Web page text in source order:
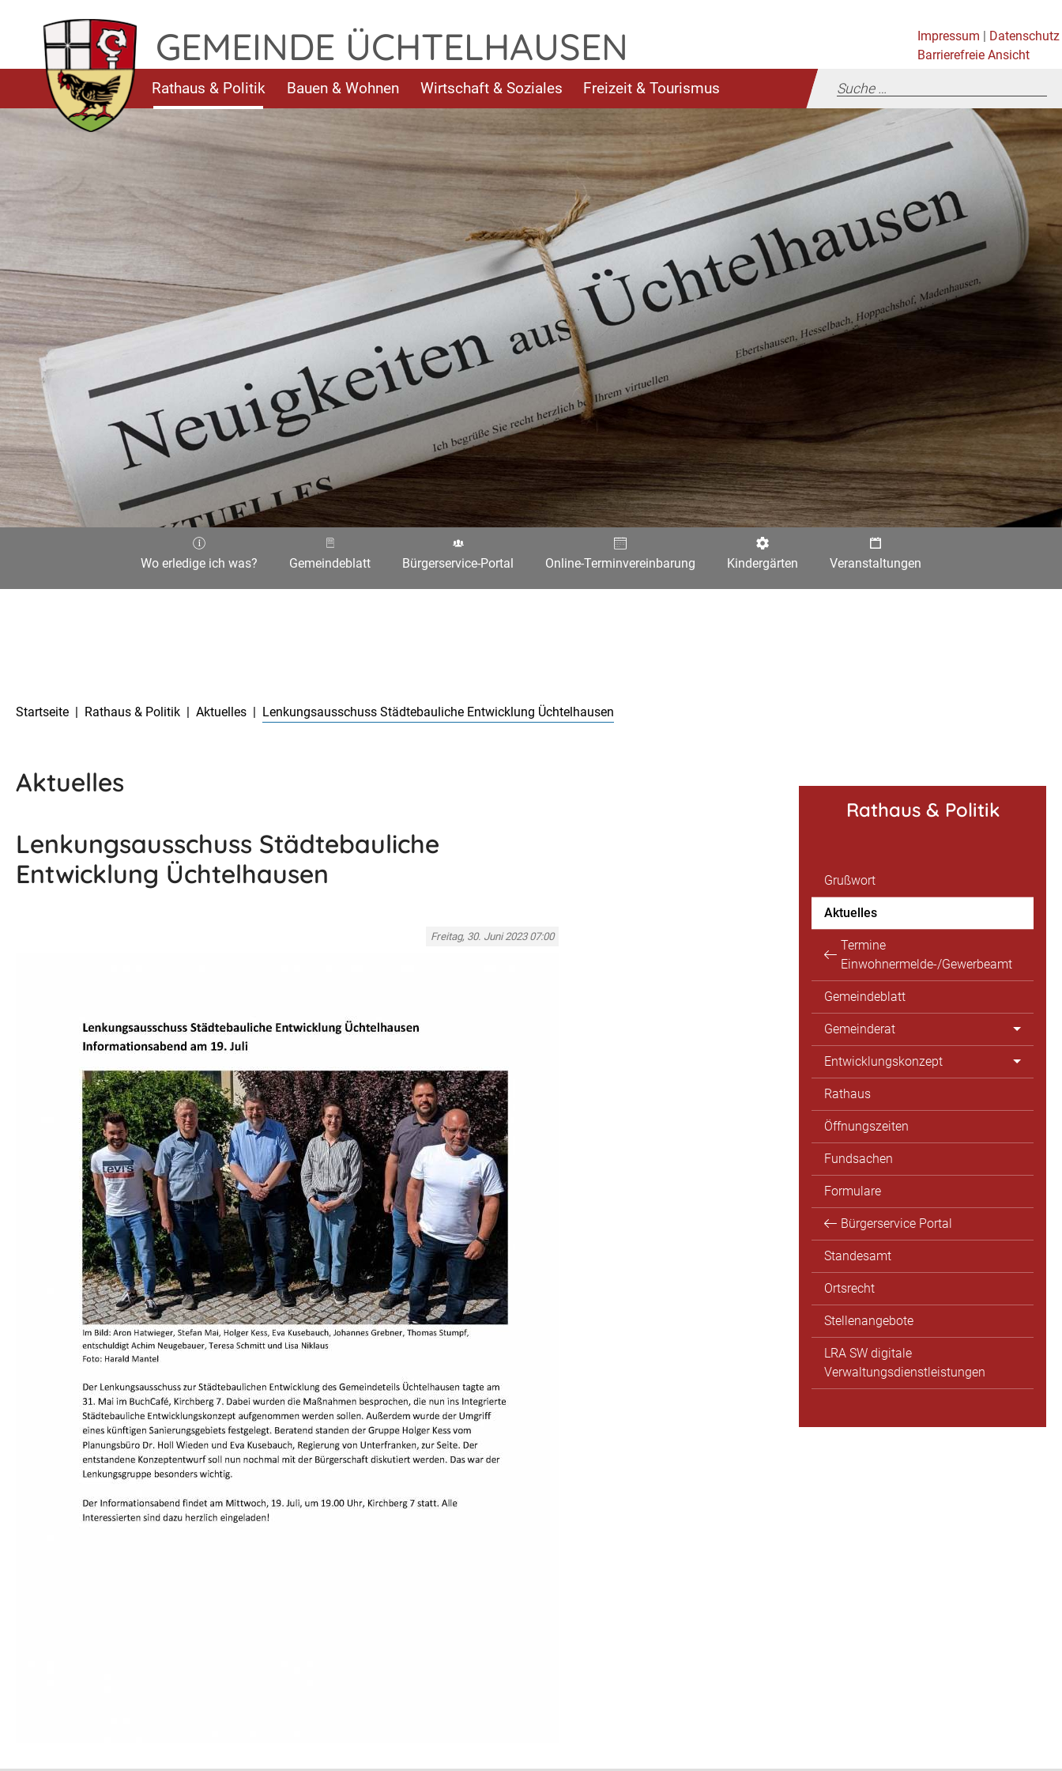
GEMEINDE ÜCHTELHAUSEN Impressum
Datenschutz
Barrierefreie Ansicht
Rathaus & Politik Bauen & Wohnen Wirtschaft & Soziales Freizeit & Tourismus
Wo erledige ich was? Gemeindeblatt Bürgerservice-Portal Online-Terminvereinbarung Kindergärten Veranstaltungen
Startseite
Rathaus & Politik Aktuelles Lenkungsausschuss Städtebauliche Entwicklung Üchtelhausen
Aktuelles
Lenkungsausschuss Städtebauliche
Entwicklung Üchtelhausen
Freitag, 30. Juni 2023 07:00
Rathaus & Politik
Grußwort
Aktuelles
Termine
Einwohnermelde-/Gewerbeamt
Gemeindeblatt
Gemeinderat
Entwicklungskonzept
Rathaus
Öffnungszeiten
Fundsachen
Formulare
Bürgerservice Portal
Standesamt
Ortsrecht
Stellenangebote
LRA SW digitale
Verwaltungsdienstleistungen